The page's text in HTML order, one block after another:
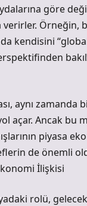
göre
Örneğin,
kendisini
aynı
açar. Ancak
piyasa
de önemli
İlişkisi
rolü,